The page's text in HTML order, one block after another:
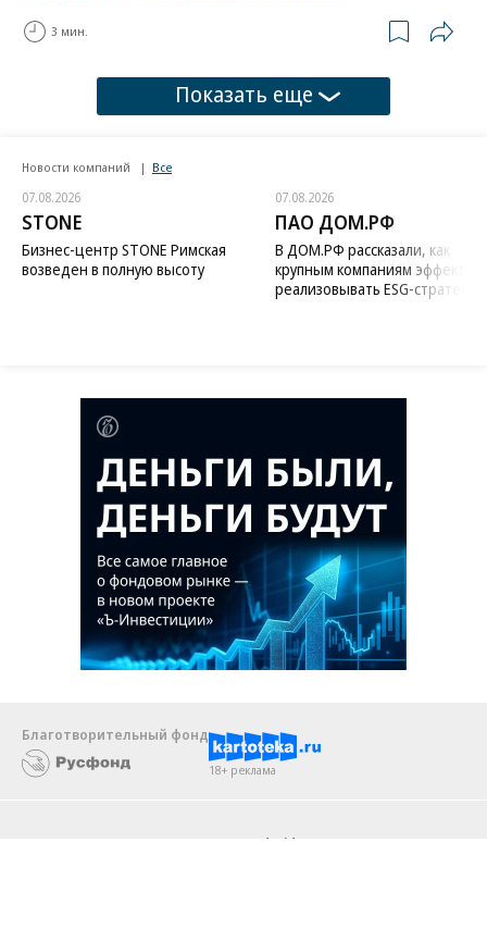
3 мин.
Показать еще
Новости компаний Все
07.08.2026
STONE
Бизнес-центр STONE Римская
возведен в полную высоту
07.08.2026
ПАО ДОМ.РФ
В ДОМ.РФ рассказали, как
крупным компаниям
реализовывать ESG-стратегию
Благотворительный фонд
18+ реклама
Android